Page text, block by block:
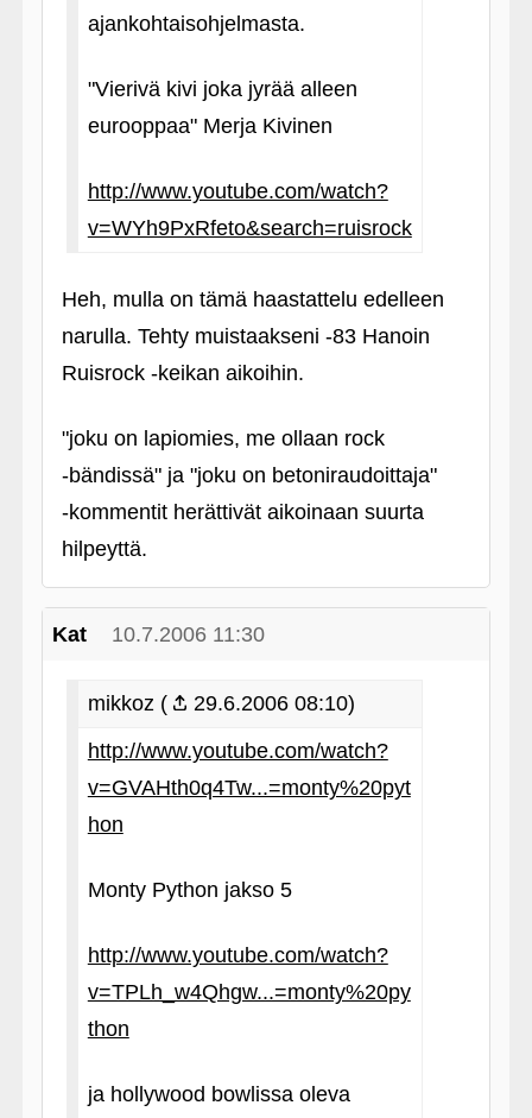
ajankohtaisohjelmasta.
"Vierivä kivi joka jyrää alleen
eurooppaa" Merja Kivinen
http://www.youtube.com/watch?
v=WYh9PxRfeto&search=ruisrock
Heh, mulla on tämä haastattelu edelleen
narulla. Tehty muistaakseni ‑83 Hanoin
Ruisrock ‑keikan aikoihin.
"joku on lapiomies, me ollaan rock
‑bändissä" ja "joku on betoniraudoittaja"
‑kommentit herättivät aikoinaan suurta
hilpeyttä.
Kat 10.7.2006 11:30
mikkoz (
29.6.2006 08:10)
http://www.youtube.com/watch?
v=GVAHth0q4Tw...=monty%20pyt
hon
Monty Python jakso 5
http://www.youtube.com/watch?
v=TPLh_w4Qhgw...=monty%20py
thon
ja hollywood bowlissa oleva